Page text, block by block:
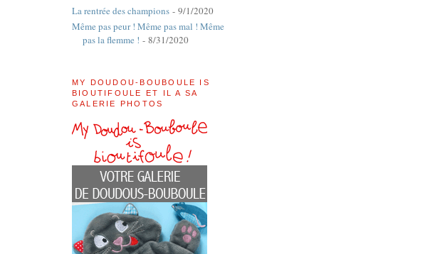
La rentrée des champions - 9/1/2020
Même pas peur ! Même pas mal ! Même
pas la flemme ! - 8/31/2020
MY DOUDOU-BOUBOULE IS
BIOUTIFOULE ET IL A SA
GALERIE PHOTOS